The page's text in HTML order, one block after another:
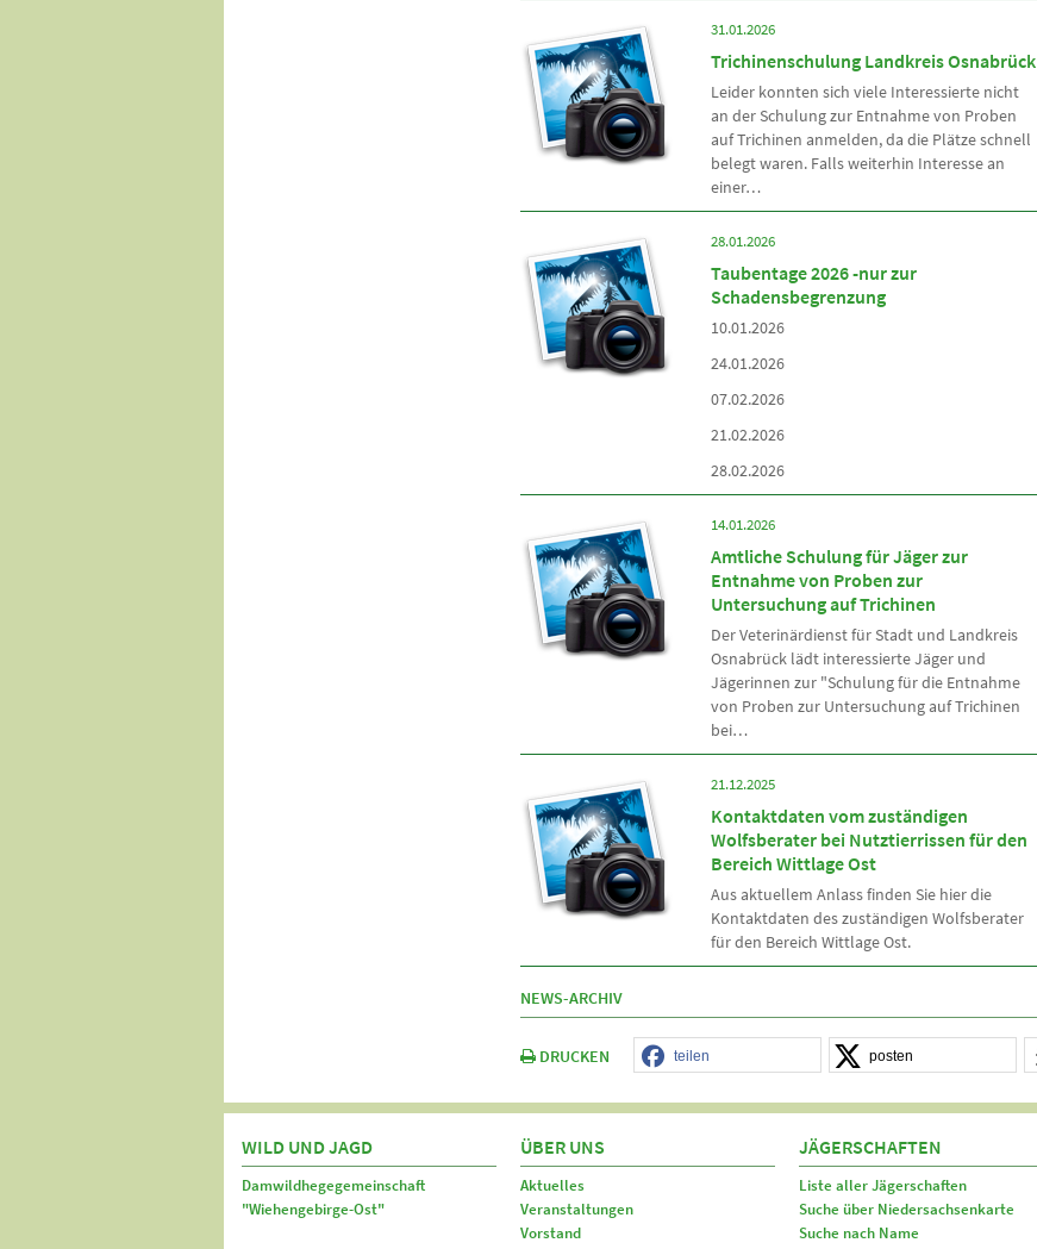
31.01.2026
Trichinenschulung Landkreis Osnabrück
Leider konnten sich viele Interessierte nicht
an der Schulung zur Entnahme von Proben
auf Trichinen anmelden, da die Plätze schnell
belegt waren. Falls weiterhin Interesse an
einer…
28.01.2026
Taubentage 2026 -nur zur
Schadensbegrenzung
10.01.2026
24.01.2026
07.02.2026
21.02.2026
28.02.2026
14.01.2026
Amtliche Schulung für Jäger zur
Entnahme von Proben zur
Untersuchung auf Trichinen
Der Veterinärdienst für Stadt und Landkreis
Osnabrück lädt interessierte Jäger und
Jägerinnen zur "Schulung für die Entnahme
von Proben zur Untersuchung auf Trichinen
bei…
21.12.2025
Kontaktdaten vom zuständigen
Wolfsberater bei Nutztierrissen für den
Bereich Wittlage Ost
Aus aktuellem Anlass finden Sie hier die
Kontaktdaten des zuständigen Wolfsberater
für den Bereich Wittlage Ost.
NEWS-ARCHIV
DRUCKEN teilen posten
WILD UND JAGD
Damwildhegegemeinschaft
"Wiehengebirge-Ost"
ÜBER UNS
Aktuelles
Veranstaltungen
Vorstand
JÄGERSCHAFTEN
Liste aller Jägerschaften
Suche über Niedersachsenkarte
Suche nach Name